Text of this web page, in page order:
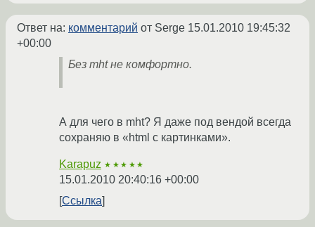
Ответ на: комментарий от Serge 15.01.2010 19:45:32
+00:00
Без mht не комфортно.
А для чего в mht? Я даже под вендой всегда
сохраняю в «html с картинками».
Karapuz ★★★★★
15.01.2010 20:40:16 +00:00
Ссылка